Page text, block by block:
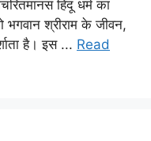
हिंदू धर्म का
भगवान श्रीराम के जीवन,
है। इस ... Read